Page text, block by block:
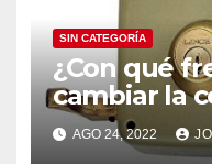
SIN CATEGORÍA
¿Con qué
cambiar la
AGO 24, 2022